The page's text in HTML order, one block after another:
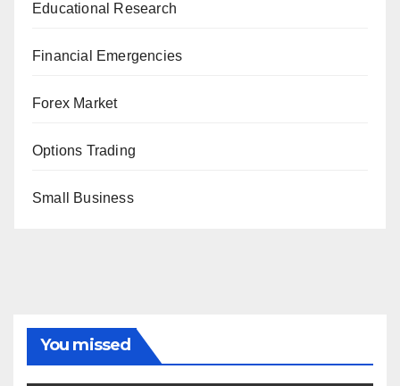
Educational Research
Financial Emergencies
Forex Market
Options Trading
Small Business
You missed